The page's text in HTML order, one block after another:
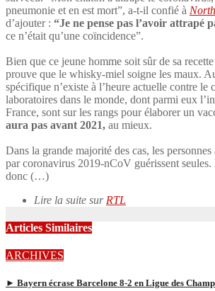
pneumonie et en est mort”, a-t-il confié à
d’ajouter : “Je ne pense pas l’avoir attrapé
ce n’était qu’une coïncidence”.
Bien que ce jeune homme soit sûr de sa
prouve que le whisky-miel soigne les maux.
spécifique n’existe à l’heure actuelle contre le
laboratoires dans le monde, dont parmi eux
France, sont sur les rangs pour élaborer un
aura pas avant 2021, au mieux.
Dans la grande majorité des cas, les personnes
par coronavirus 2019-nCoV guérissent
donc (…)
Lire la suite sur RTL
Articles Similaires
ARCHIVES
► Bayern écrase Barcelone 8-2 en Ligue des